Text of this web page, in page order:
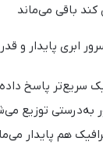
باقی می‌ماند
سریع‌تر پاسخ
هم پایدار